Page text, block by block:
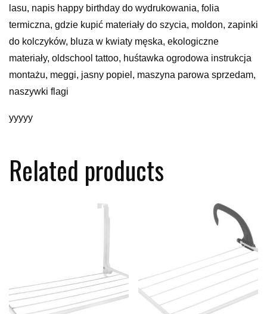
lasu, napis happy birthday do wydrukowania, folia
termiczna, gdzie kupić materiały do szycia, moldon, zapinki
do kolczyków, bluza w kwiaty męska, ekologiczne
materiały, oldschool tattoo, huśtawka ogrodowa instrukcja
montażu, meggi, jasny popiel, maszyna parowa sprzedam,
naszywki flagi
yyyyy
Related products